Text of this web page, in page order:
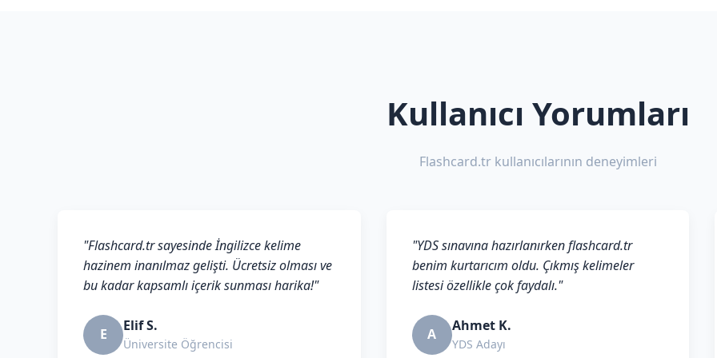
Kullanıcı Yorumları
Flashcard.tr kullanıcılarının deneyimleri
"Flashcard.tr sayesinde İngilizce kelime
hazinem inanılmaz gelişti. Ücretsiz olması ve
bu kadar kapsamlı içerik sunması harika!"
E Elif S.
Üniversite Öğrencisi
"YDS sınavına hazırlanırken flashcard.tr
benim kurtarıcım oldu. Çıkmış kelimeler
listesi özellikle çok faydalı."
A Ahmet K.
YDS Adayı